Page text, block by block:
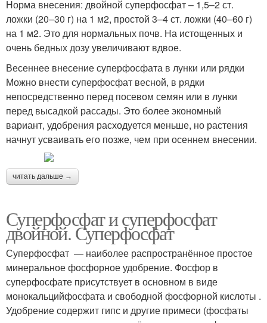
Норма внесения: двойной суперфосфат – 1,5–2 ст.
ложки (20–30 г) на 1 м2, простой 3–4 ст. ложки (40–60 г)
на 1 м2. Это для нормальных почв. На истощенных и
очень бедных дозу увеличивают вдвое.
Весеннее внесение суперфосфата в лунки или рядки
Можно внести суперфосфат весной, в рядки
непосредственно перед посевом семян или в лунки
перед высадкой рассады. Это более экономный
вариант, удобрения расходуется меньше, но растения
начнут усваивать его позже, чем при осеннем внесении.
читать дальше →
Суперфосфат и суперфосфат
двойной. Суперфосфат
Суперфосфат — наиболее распространённое простое
минеральное фосфорное удобрение. Фосфор в
суперфосфате присутствует в основном в виде
монокальцийфосфата и свободной фосфорной кислоты .
Удобрение содержит гипс и другие примеси (фосфаты